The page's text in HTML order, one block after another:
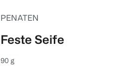
PENATEN
Feste Seife
90 g